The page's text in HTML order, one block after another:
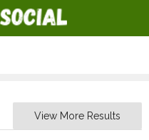
View More Results